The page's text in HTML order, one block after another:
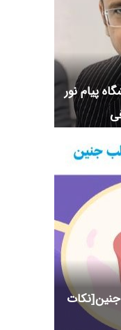
پیام نور